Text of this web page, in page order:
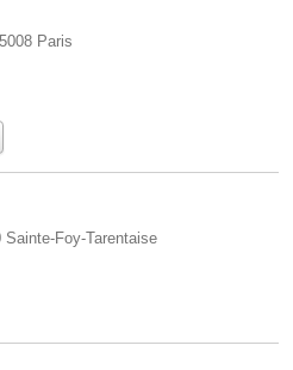
Paris
Foy-Tarentaise